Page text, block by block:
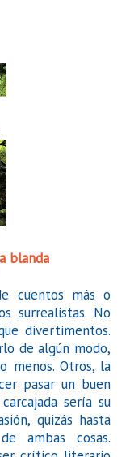
blanda
cuentos más o
surrealistas. No
divertimentos.
de algún modo,
menos. Otros, la
pasar un buen
sería su
quizás hasta
ambas cosas.